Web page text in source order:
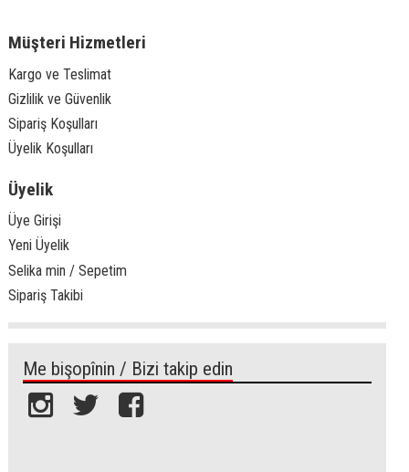
Müşteri Hizmetleri
Kargo ve Teslimat
Gizlilik ve Güvenlik
Sipariş Koşulları
Üyelik Koşulları
Üyelik
Üye Girişi
Yeni Üyelik
Selika min / Sepetim
Sipariş Takibi
Me bişopînin / Bizi takip edin